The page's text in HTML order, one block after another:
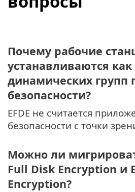
Почему рабочие
устанавливаются как
динамических групп
безопасности?
EFDE не считается
безопасности с точки
Можно ли
Full Disk Encryption и
Encryption?